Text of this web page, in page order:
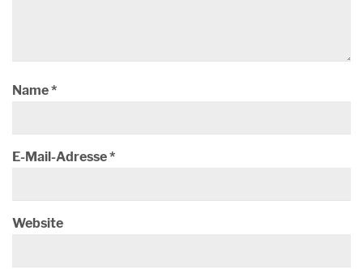
Name*
E-Mail-Adresse*
Website